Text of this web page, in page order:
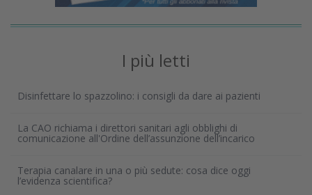
I più letti
Disinfettare lo spazzolino: i consigli da dare ai pazienti
La CAO richiama i direttori sanitari agli obblighi di
comunicazione all'Ordine dell’assunzione dell’incarico
Terapia canalare in una o più sedute: cosa dice oggi
l’evidenza scientifica?